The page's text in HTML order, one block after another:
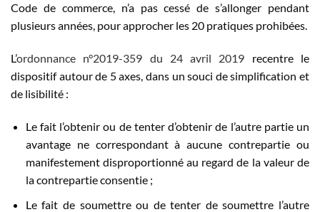
Code de commerce, n’a pas cessé de s’allonger pendant
plusieurs années, pour approcher les 20 pratiques prohibées.
L’ordonnance n°2019-359 du 24 avril 2019 recentre le
dispositif autour de 5 axes, dans un souci de simplification et
de lisibilité :
Le fait l’obtenir ou de tenter d’obtenir de l’autre partie un
avantage ne correspondant à aucune contrepartie ou
manifestement disproportionné au regard de la valeur de
la contrepartie consentie ;
Le fait de soumettre ou de tenter de soumettre l’autre